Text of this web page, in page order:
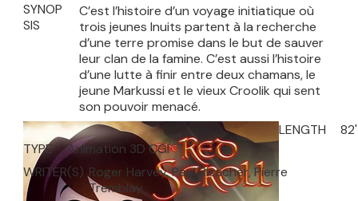
LENGTH
82'
TYPE
Animation 3D CGI
WRITER(S) Roger Harvey, Paul Risacher, Pierre
Tremblay
SYNOP
SIS
C’est l’histoire d’un voyage initiatique où
trois jeunes Inuits partent à la recherche
d’une terre promise dans le but de sauver
leur clan de la famine. C’est aussi l’histoire
d’une lutte à finir entre deux chamans, le
jeune Markussi et le vieux Croolik qui sent
son pouvoir menacé.